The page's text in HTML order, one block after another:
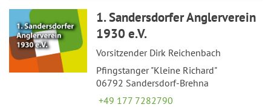
1. Sandersdorfer Anglerverein
1930 e.V.
Vorsitzender Dirk Reichenbach
Pfingstanger "Kleine Richard"
06792 Sandersdorf-Brehna
+49 177 7282790